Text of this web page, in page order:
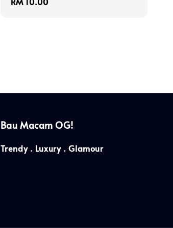
Bau Macam OG!
Trendy . Luxury . Glamour